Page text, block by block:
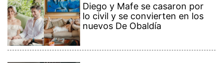
Diego y Mafe se casaron por
lo civil y se convierten en los
nuevos De Obaldía